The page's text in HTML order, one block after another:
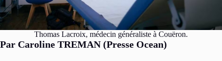
Thomas Lacroix, médecin généraliste à Couëron.
Par Caroline TREMAN (Presse Ocean)